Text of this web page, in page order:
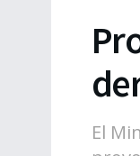
El